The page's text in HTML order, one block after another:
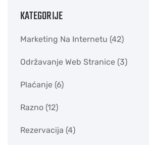
KATEGORIJE
Marketing Na Internetu (42)
Održavanje Web Stranice (3)
Plaćanje (6)
Razno (12)
Rezervacija (4)